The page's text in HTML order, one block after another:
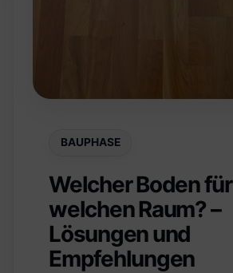
BAUPHASE
Welcher Boden für
welchen Raum? –
Lösungen und
Empfehlungen